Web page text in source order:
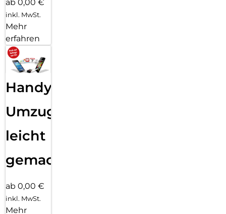
ab 0,00 €
inkl. MwSt.
Mehr
erfahren
Handy
Umzug
leicht
gemacht!
ab 0,00 €
inkl. MwSt.
Mehr